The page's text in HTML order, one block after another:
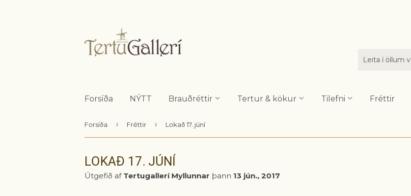
Forsíða NÝTT Brauðréttir Tertur & kökur Tilefni Fréttir
Forsíða › Fréttir › Lokað 17. júní
LOKAÐ 17. JÚNÍ
Útgefið af Tertugallerí Myllunnar þann 13 jún., 2017